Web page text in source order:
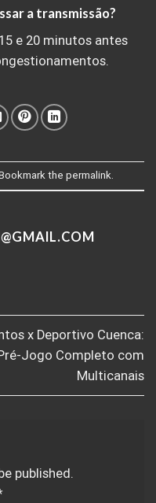
a transmissão?
e 20 minutos antes
the permalink.
x Deportivo Cuenca:
Jogo Completo com
Multicanais
published.